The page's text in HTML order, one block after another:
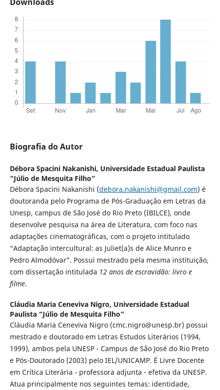
Biografia do Autor
Débora Spacini Nakanishi, Universidade Estadual Paulista
“Júlio de Mesquita Filho”
Débora Spacini Nakanishi (debora.nakanishi@gmail.com) é
doutoranda pelo Programa de Pós-Graduação em Letras da
Unesp, campus de São José do Rio Preto (IBILCE), onde
desenvolve pesquisa na área de Literatura, com foco nas
adaptações cinematográficas, com o projeto intitulado
“Adaptação intercultural: as Juliet(a)s de Alice Munro e
Pedro Almodóvar”. Possui mestrado pela mesma instituição,
com dissertação intitulada 12 anos de escravidão: livro e
filme.
Cláudia Maria Ceneviva Nigro, Universidade Estadual
Paulista “Júlio de Mesquita Filho”
Cláudia Maria Ceneviva Nigro (cmc.nigro@unesp.br) possui
mestrado e doutorado em Letras Estudos Literários (1994,
1999), ambos pela UNESP - Campus de São José do Rio Preto
e Pós-Doutorado (2003) pelo IEL/UNICAMP. É Livre Docente
em Crítica Literária - professora adjunta - efetiva da UNESP.
Atua principalmente nos seguintes temas: identidade,